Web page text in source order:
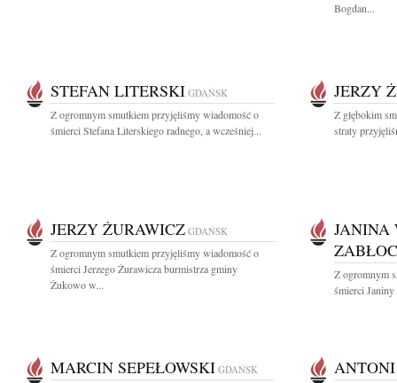
Bogdan...
STEFAN LITERSKI GDAŃSK
Z ogromnym smutkiem przyjęliśmy wiadomość o
śmierci Stefana Literskiego radnego, a wcześniej...
JERZY
Z głębokim
straty
JERZY ŻURAWICZ GDAŃSK
Z ogromnym smutkiem przyjęliśmy wiadomość o
śmierci Jerzego Żurawicza burmistrza gminy
Żukowo w...
JANINA
Z ogromnym
śmierci
MARCIN SEPEŁOWSKI GDAŃSK